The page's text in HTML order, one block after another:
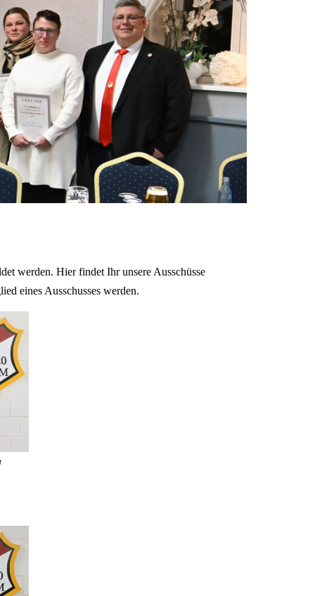
werden. Hier findet Ihr unsere Ausschüsse
eines Ausschusses werden.